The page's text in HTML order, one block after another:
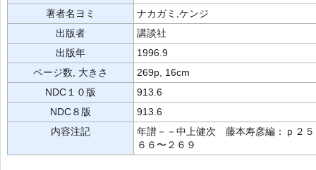
著者名ヨミ
ナカガミ,ケンジ
出版者
講談社
出版年
1996.9
ページ数, 大きさ
269p, 16cm
NDC１０版
913.6
NDC８版
913.6
内容注記
年譜－－中上健次 藤本寿彦編：ｐ２
６６〜２６９